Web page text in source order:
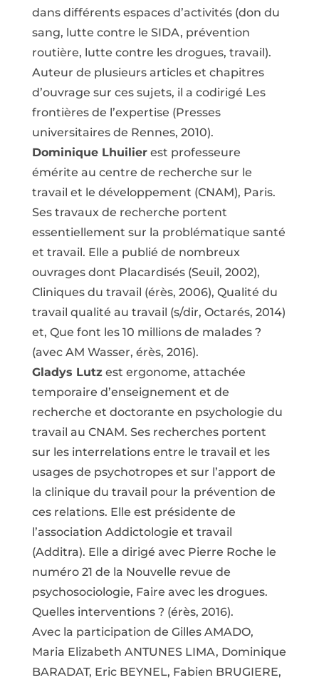
dans différents espaces d’activités (don du
sang, lutte contre le SIDA, prévention
routière, lutte contre les drogues, travail).
Auteur de plusieurs articles et chapitres
d’ouvrage sur ces sujets, il a codirigé Les
frontières de l’expertise (Presses
universitaires de Rennes, 2010).
Dominique Lhuilierest professeure
émérite au centre de recherche sur le
travail et le développement (CNAM), Paris.
Ses travaux de recherche portent
essentiellement sur la problématique santé
et travail. Elle a publié de nombreux
ouvrages dont Placardisés (Seuil, 2002),
Cliniques du travail (érès, 2006), Qualité du
travail qualité au travail (s/dir, Octarés, 2014)
et, Que font les 10 millions de malades ?
(avec AM Wasser, érès, 2016).
Gladys Lutzest ergonome, attachée
temporaire d’enseignement et de
recherche et doctorante en psychologie du
travail au CNAM. Ses recherches portent
sur les interrelations entre le travail et les
usages de psychotropes et sur l’apport de
la clinique du travail pour la prévention de
ces relations. Elle est présidente de
l’association Addictologie et travail
(Additra). Elle a dirigé avec Pierre Roche le
numéro 21 de la Nouvelle revue de
psychosociologie, Faire avec les drogues.
Quelles interventions ? (érès, 2016).
Avec la participation de Gilles AMADO,
Maria Elizabeth ANTUNES LIMA, Dominique
BARADAT, Eric BEYNEL, Fabien BRUGIERE,